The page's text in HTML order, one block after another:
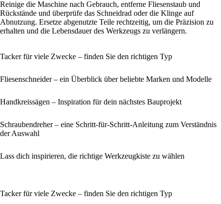
Reinige die Maschine nach Gebrauch, entferne Fliesenstaub und
Rückstände und überprüfe das Schneidrad oder die Klinge auf
Abnutzung. Ersetze abgenutzte Teile rechtzeitig, um die Präzision zu
erhalten und die Lebensdauer des Werkzeugs zu verlängern.
Tacker für viele Zwecke – finden Sie den richtigen Typ
Fliesenschneider – ein Überblick über beliebte Marken und Modelle
Handkreissägen – Inspiration für dein nächstes Bauprojekt
Schraubendreher – eine Schritt-für-Schritt-Anleitung zum Verständnis
der Auswahl
Lass dich inspirieren, die richtige Werkzeugkiste zu wählen
Tacker für viele Zwecke – finden Sie den richtigen Typ